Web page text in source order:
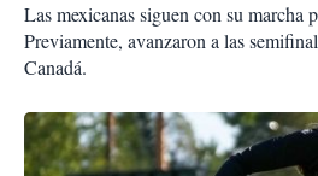
Las mexicanas siguen con su marcha
Previamente, avanzaron a las
Canadá.